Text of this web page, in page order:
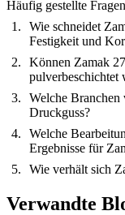
Häufig gestellte
Wie schneidet
Festigkeit und
Können Zamak
pulverbeschichtet
Welche Branchen
Druckguss?
Welche
Ergebnisse für
Wie verhält sich
Verwandte